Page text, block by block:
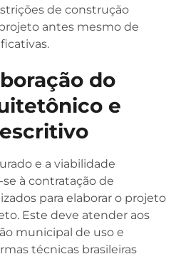
de construção
antes mesmo de
do
e
e a viabilidade
à contratação de
para elaborar o projeto
Este deve atender aos
municipal de uso e
técnicas brasileiras